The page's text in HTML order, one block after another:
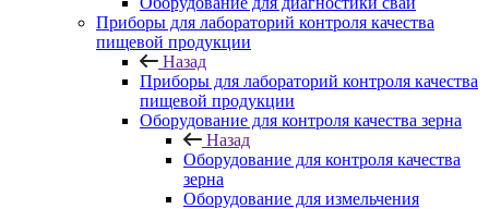
Приборы для лабораторий контроля качества
пищевой продукции
Назад
Приборы для лабораторий контроля качества
пищевой продукции
Оборудование для контроля качества зерна
Назад
Оборудование для контроля качества
зерна
Оборудование для измельчения